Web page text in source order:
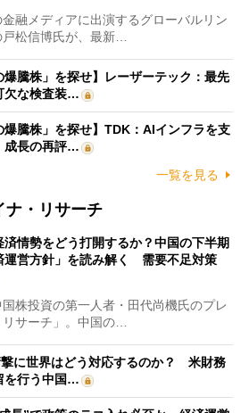
融メディアに出演するグローバルリン
松信博氏が、最新…
爆騰株」を探せ】レーザーテック：最先
欠な検査装…
爆騰株」を探せ】TDK：AIインフラを支
成長の再評…
一覧を見る
ナ・リサーチ
済情勢をどう打開するか？中国の下半期
運営方針」を読み解く 需要不足対策
株投資の第一人者・田代尚機氏のプレ
サーチ」。中国の…
に世界はどう対応するのか？ 米財務
を行う中国…